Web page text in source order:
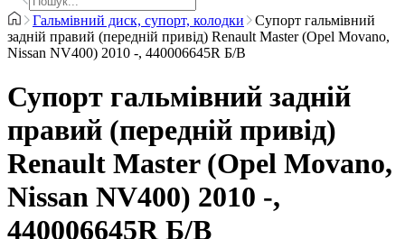
Гальмівний диск, супорт, колодки
Супорт гальмівний
задній правий (передній привід) Renault Master (Opel Movano,
Nissan NV400) 2010 -, 440006645R Б/В
Супорт гальмівний задній
правий (передній привід)
Renault Master (Opel Movano,
Nissan NV400) 2010 -,
440006645R Б/В